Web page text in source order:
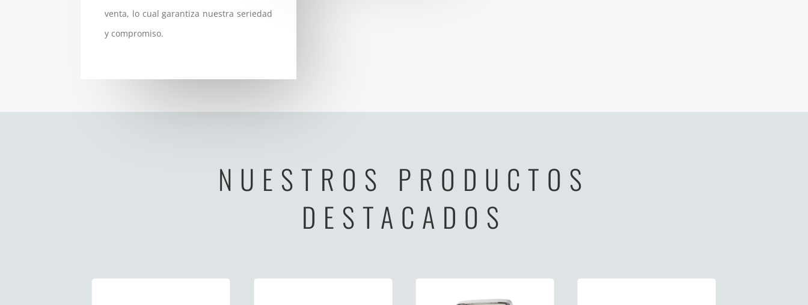
venta, lo cual garantiza nuestra seriedad
y compromiso.
NUESTROS PRODUCTOS
DESTACADOS